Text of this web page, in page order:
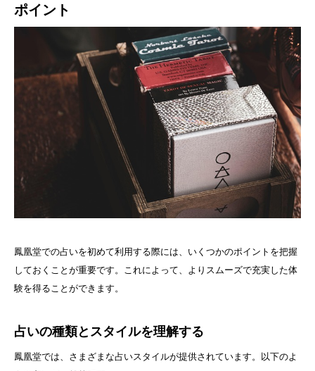
ポイント
鳳凰堂での占いを初めて利用する際には、いくつかのポイントを把握
しておくことが重要です。これによって、よりスムーズで充実した体
験を得ることができます。
占いの種類とスタイルを理解する
鳳凰堂では、さまざまな占いスタイルが提供されています。以下のよ